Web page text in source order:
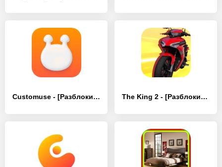
Customuse - [Разблокированная версия] The King 2 - [Разблокированная версия]